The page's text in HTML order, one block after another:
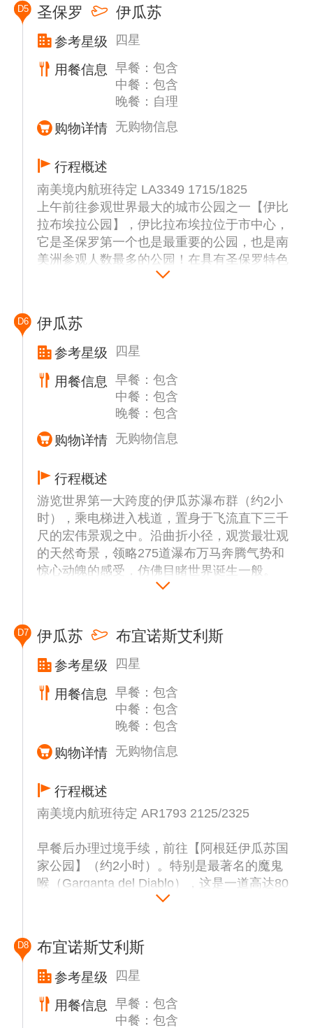
【塞勒隆台阶】，这是位于巴西里约热内卢的
著名地标，连接拉帕（Lapa）和圣特雷莎
（Santa Teresa）两个街区。这段楼梯共有
215级，约125米，由智利艺术家乔治·塞勒隆
（Jorge Selarón）于1990年开始改造，直至
D5 圣保罗 伊瓜苏
参考星级 四星
用餐信息
早餐：包含
中餐：包含
晚餐：自理
购物详情 无购物信息
行程概述
南美境内航班待定 LA3349 1715/1825
上午前往参观世界最大的城市公园之一【伊比
拉布埃拉公园】，伊比拉布埃拉位于市中心，
它是圣保罗第一个也是最重要的公园，也是南
美洲参观人数最多的公园！在具有圣保罗特色
的建筑和交通中呼吸新鲜空气。公园内有公共
后前往参观【拓荒者雕塑】、【护宪革命纪念
碑】(远眺）。前往参观亚洲人聚集地—【东
方移民商业街】（约15分钟），东方街聚集了
很多中国人、日本人以及韩国人，因此这里拥
有浓厚的亚洲传统文化气息和各式各样亚洲美
食，中午我们将在东方街用餐。下午前往参观
建于十九世纪的【IPIRANGA皇宫】（外
观），观赏具有典型欧洲风情的【欧式皇家花
园】（停留时间约45分钟）。
D6 伊瓜苏
参考星级 四星
用餐信息
早餐：包含
中餐：包含
晚餐：包含
购物详情 无购物信息
行程概述
游览世界第一大跨度的伊瓜苏瀑布群（约2小
时），乘电梯进入栈道，置身于飞流直下三千
尺的宏伟景观之中。沿曲折小径，观赏最壮观
的天然奇景，领略275道瀑布万马奔腾气势和
惊心动魄的感受，仿佛目睹世界诞生一般。
伊瓜苏鸟园（约1.5小时），号称“百鸟天堂”，
游客很难想到在这个不显眼的门里面，是如此
的别有洞天，简直是一个鸟儿的王国，鸟儿数
量之多堪称世界之最。巴西的鹦鹉有绿色的、
红色的、蓝色的、黄色的，大小各异，琳琅满
目。大金刚鹦鹉绚丽多彩，红绿、黄蓝金刚鹦
鹉是世界最大的鹦鹉，从头到尾巴尖，足有1
米长。它们是巴西的“国鸟”，巴西的钱币上都
有它们的画像。
D7 伊瓜苏 布宜诺斯艾利斯
参考星级 四星
用餐信息
早餐：包含
中餐：包含
晚餐：包含
购物详情 无购物信息
行程概述
南美境内航班待定 AR1793 2125/2325
早餐后办理过境手续，前往【阿根廷伊瓜苏国
家公园】（约2小时）。特别是最著名的魔鬼
喉（Garganta del Diablo），这是一道高达80
米的U形瀑布，气势恢宏，水雾弥漫，彩虹时
D8 布宜诺斯艾利斯
参考星级 四星
用餐信息
早餐：包含
中餐：包含